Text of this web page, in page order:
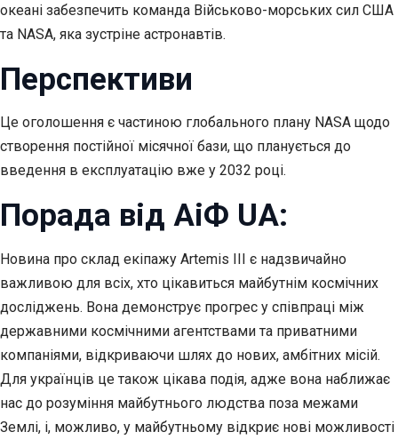
океані забезпечить команда Військово-морських сил США
та NASA, яка зустріне астронавтів.
Перспективи
Це оголошення є частиною глобального плану NASA щодо
створення постійної місячної бази, що планується до
введення в експлуатацію вже у 2032 році.
Порада від АіФ UA:
Новина про склад екіпажу Artemis III є надзвичайно
важливою для всіх, хто цікавиться майбутнім космічних
досліджень. Вона демонструє прогрес у співпраці між
державними космічними агентствами та приватними
компаніями, відкриваючи шлях до нових, амбітних місій.
Для українців це також цікава подія, адже вона наближає
нас до розуміння майбутнього людства поза межами
Землі, і, можливо, у майбутньому відкриє нові можливості